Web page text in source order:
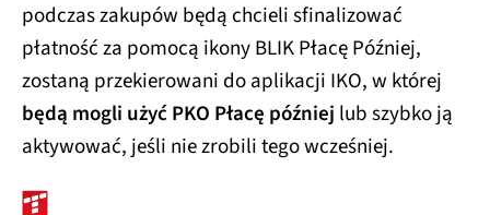
podczas zakupów będą chcieli sfinalizować
płatność za pomocą ikony BLIK Płacę Później,
zostaną przekierowani do aplikacji IKO, w której
będą mogli użyć PKO Płacę później lub szybko ją
aktywować, jeśli nie zrobili tego wcześniej.